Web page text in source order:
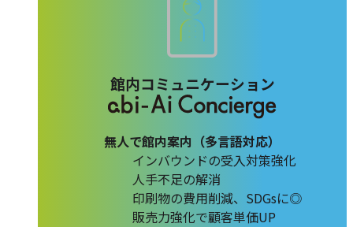
館内コミュニケーション
無人で館内案内（多言語対応）
インバウンドの受入対策強化
人手不足の解消
印刷物の費用削減、SDGsに◎
販売力強化で顧客単価UP